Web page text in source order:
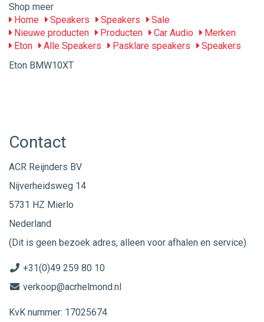
Shop meer
Home
Speakers Speakers
Sale
Nieuwe producten
Producten Car Audio
Merken
Eton
Alle Speakers Pasklare speakers
Speakers
Eton BMW10XT
Contact
ACR Reijnders BV
Nijverheidsweg 14
5731 HZ Mierlo
Nederland
(Dit is geen bezoek adres, alleen voor afhalen en service)
+31(0)49 259 80 10
verkoop@acrhelmond.nl
KvK nummer: 17025674